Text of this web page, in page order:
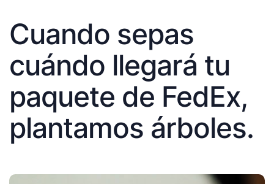
Cuando sepas
cuándo llegará tu
paquete de FedEx,
plantamos árboles.